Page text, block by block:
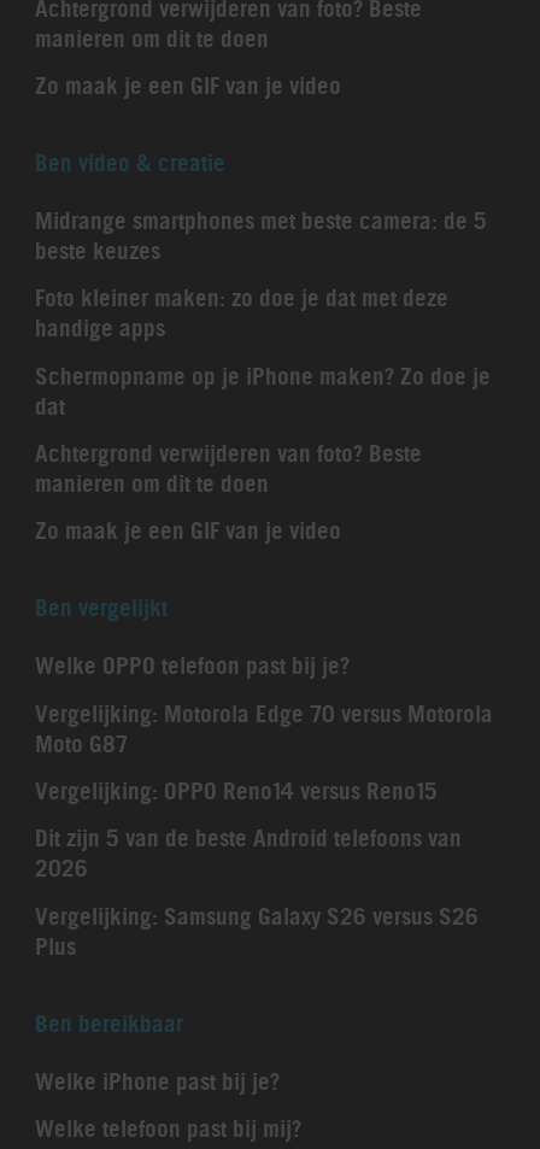
Achtergrond verwijderen van foto? Beste
manieren om dit te doen
Zo maak je een GIF van je video
Ben video & creatie
Midrange smartphones met beste camera: de 5
beste keuzes
Foto kleiner maken: zo doe je dat met deze
handige apps
Schermopname op je iPhone maken? Zo doe je
dat
Achtergrond verwijderen van foto? Beste
manieren om dit te doen
Zo maak je een GIF van je video
Ben vergelijkt
Welke OPPO telefoon past bij je?
Vergelijking: Motorola Edge 70 versus Motorola
Moto G87
Vergelijking: OPPO Reno14 versus Reno15
Dit zijn 5 van de beste Android telefoons van
2026
Vergelijking: Samsung Galaxy S26 versus S26
Plus
Ben bereikbaar
Welke iPhone past bij je?
Welke telefoon past bij mij?